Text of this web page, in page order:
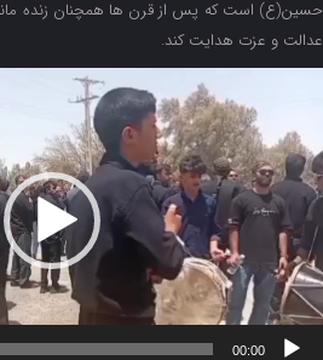
حسین(ع) است که پس از قرن ها همچنان زنده
عدالت و عزت هدایت کند.
00:00